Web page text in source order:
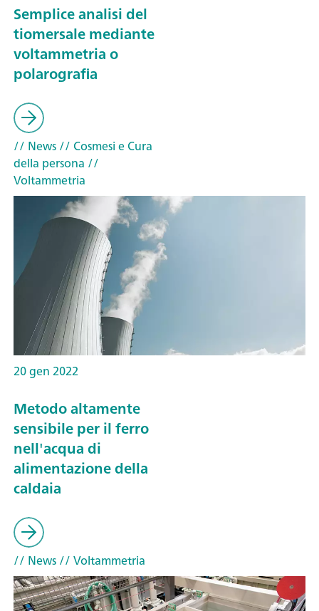
Semplice analisi del
tiomersale mediante
voltammetria o
polarografia
// News// Cosmesi e Cura
della persona //
Voltammetria
20 gen 2022
Metodo altamente
sensibile per il ferro
nell'acqua di
alimentazione della
caldaia
// News// Voltammetria